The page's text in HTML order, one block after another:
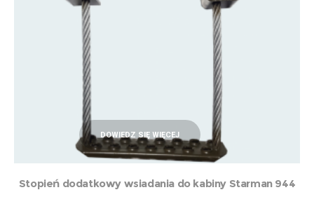
DOWIEDZ SIĘ WIĘCEJ
Stopień dodatkowy wsiadania do kabiny Starman 944